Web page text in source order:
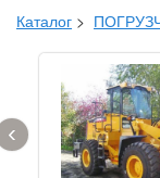
Каталог >
‹